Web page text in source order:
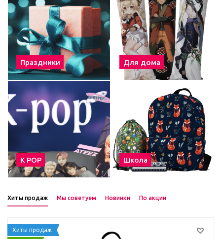
Праздники Для дома
К POP Школа
Хиты продаж Мы советуем Новинки По акции
Хиты продаж